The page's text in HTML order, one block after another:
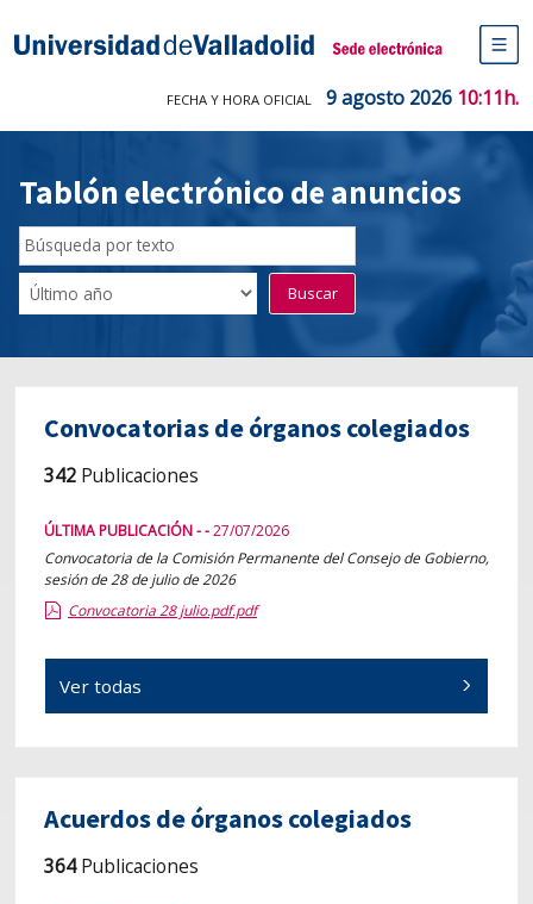
Sede electrónica Universidad de
de
FECHA Y HORA OFICIAL 9 agosto 2026 10:11h.
Tablón electrónico de anuncios
Búsqueda
por
texto
Fecha
última
Buscar
Convocatorias de órganos colegiados
342 Publicaciones
ÚLTIMA PUBLICACIÓN - -27/07/2026
Convocatoria de la Comisión Permanente del Consejo de Gobierno,
sesión de 28 de julio de 2026
Convocatoria 28 julio.pdf.pdf
Ver todas
Acuerdos de órganos colegiados
364Publicaciones